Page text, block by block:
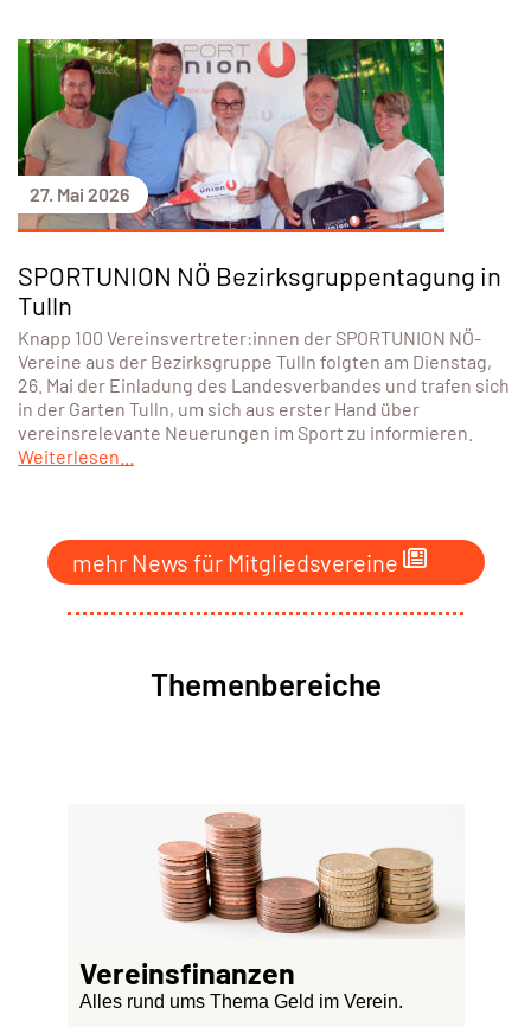
27. Mai 2026
SPORTUNION NÖ Bezirksgruppentagung in
Tulln
Knapp 100 Vereinsvertreter:innen der SPORTUNION NÖ-
Vereine aus der Bezirksgruppe Tulln folgten am Dienstag,
26. Mai der Einladung des Landesverbandes und trafen sich
in der Garten Tulln, um sich aus erster Hand über
vereinsrelevante Neuerungen im Sport zu informieren.
Weiterlesen...
mehr News für Mitgliedsvereine
Themenbereiche
Vereinsfinanzen
Alles rund ums Thema Geld im Verein.